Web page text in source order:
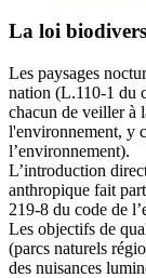
La loi
Les paysages
nation (L.110-1 du
chacun de veiller à
l'environnement, y
l’environnement).
L’introduction
anthropique fait
219-8 du code de
Les objectifs de
(parcs naturels
des nuisances